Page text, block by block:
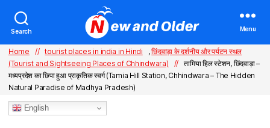
Search Menu
Home // tourist places in india in Hindi ,छिंदवाड़ा के दर्शनीय और पर्यटन स्थल
(Tourist and Sightseeing Places of Chhindwara)
//
तामिया हिल स्टेशन, छिंदवाड़ा –
मध्यप्रदेश का छिपा हुआ प्राकृतिक स्वर्ग (Tamia Hill Station, Chhindwara – The Hidden
Natural Paradise of Madhya Pradesh)
English